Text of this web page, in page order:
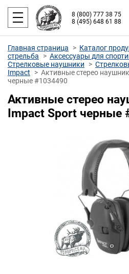
8 (800) 777 38 75
8 (495) 648 61 88
Главная страница Каталог
стрельба
Аксессуары для
Стрелковые наушники
Impact
Активные стерео
черные #1034490
Активные стерео
Impact Sport черные